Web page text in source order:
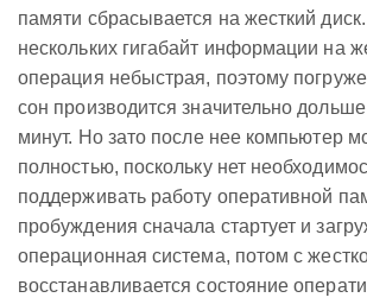
памяти сбрасывается на жесткий
нескольких гигабайт информации на
операция небыстрая, поэтому
сон производится значительно
минут. Но зато после нее компьютер
полностью, поскольку нет
поддерживать работу оперативной
пробуждения сначала стартует и
операционная система, потом с
восстанавливается состояние